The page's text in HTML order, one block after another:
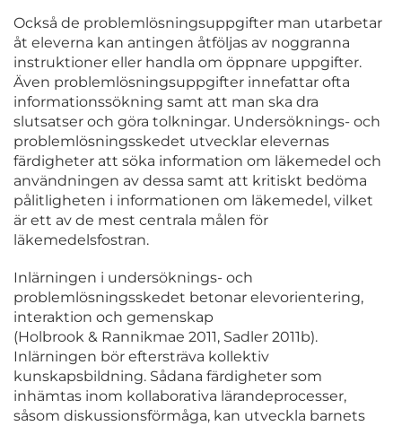
Också de problemlösningsuppgifter man utarbetar
åt eleverna kan antingen åtföljas av noggranna
instruktioner eller handla om öppnare uppgifter.
Även problemlösningsuppgifter innefattar ofta
informationssökning samt att man ska dra
slutsatser och göra tolkningar. Undersöknings- och
problemlösningsskedet utvecklar elevernas
färdigheter att söka information om läkemedel och
användningen av dessa samt att kritiskt bedöma
pålitligheten i informationen om läkemedel, vilket
är ett av de mest centrala målen för
läkemedelsfostran.
Inlärningen i undersöknings- och
problemlösningsskedet betonar elevorientering,
interaktion och gemenskap
(Holbrook & Rannikmae 2011, Sadler 2011b).
Inlärningen bör eftersträva kollektiv
kunskapsbildning. Sådana färdigheter som
inhämtas inom kollaborativa lärandeprocesser,
såsom diskussionsförmåga, kan utveckla barnets